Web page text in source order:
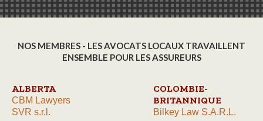
NOS MEMBRES - LES AVOCATS LOCAUX TRAVAILLENT
ENSEMBLE POUR LES ASSUREURS
ALBERTA
CBM Lawyers
SVR s.r.l.
COLOMBIE-
BRITANNIQUE
Bilkey Law S.A.R.L.